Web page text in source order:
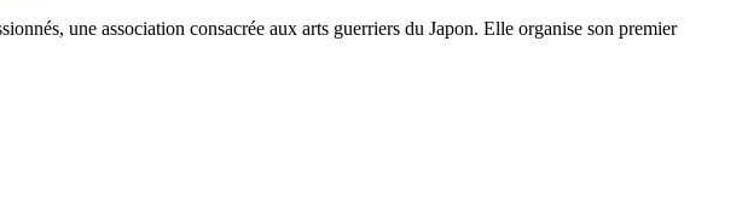
une association consacrée aux arts guerriers du Japon. Elle organise son premier